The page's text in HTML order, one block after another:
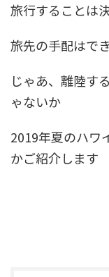
旅行することは
旅先の手配はで
じゃあ、離陸す
ゃないか
2019年夏のハワ
かご紹介します